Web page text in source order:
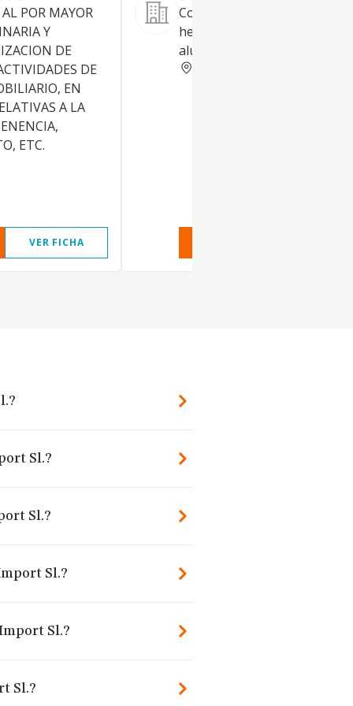
POR MAYOR
Y
DE
DE
EN
A LA
ETC.
VER FICHA
Comercio al por mayor de
herramientas para corte de
aluminio
Sl.?
Sl.?
Sl.?
Sl.?
Sl.?